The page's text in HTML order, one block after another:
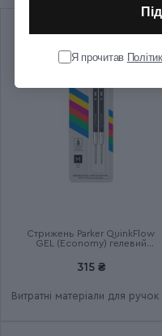
Діаметр (см)
Колір чорнила
Додаткові характеристики
Термін гарантії
Стрижень Parker QuinkFlow
GEL (Economy) гелевий
315 ₴
Витратні матеріали для ручок
Я прочитав